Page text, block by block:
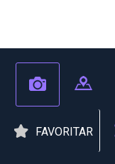
FAVORITAR